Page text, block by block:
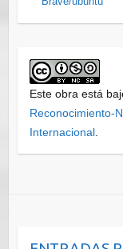
Este obra está
Reconocimiento-
Internacional.